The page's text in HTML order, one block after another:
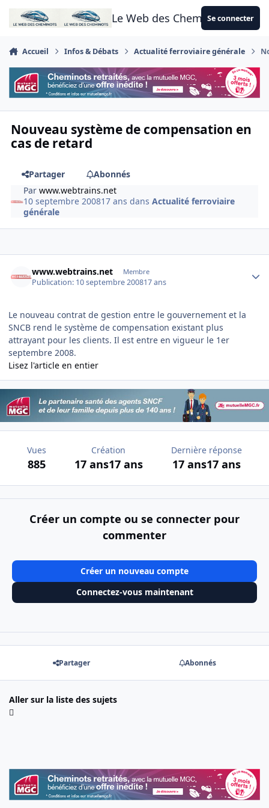
Aller au contenu
Le Web des CheminotsSe connecter
Accueil Infos & Débats Actualité ferroviaire générale
Nouveau système de compensation en
cas de retard
Partager
Abonnés
Parwww.webtrains.net
10 septembre 200817 ans dansActualité ferroviaire
générale
www.webtrains.net Membre
Publication: 10 septembre 200817 ans
Le nouveau contrat de gestion entre le gouvernement et la
SNCB rend le système de compensation existant plus
attrayant pour les clients. Il est entre en vigueur le 1er
septembre 2008.
Lisez l'article en entier
Vues
885
Création
17 ans17 ans
Dernière réponse
17 ans17 ans
Créer un compte ou se connecter pour
commenter
Créer un nouveau compte
Connectez-vous maintenant
Partager Abonnés
Aller sur la liste des sujets